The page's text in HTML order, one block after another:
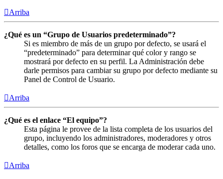
Arriba
¿Qué es un “Grupo de Usuarios predeterminado”?
Si es miembro de más de un grupo por defecto, se usará el
“predeterminado” para determinar qué color y rango se
mostrará por defecto en su perfil. La Administración debe
darle permisos para cambiar su grupo por defecto mediante su
Panel de Control de Usuario.
Arriba
¿Qué es el enlace “El equipo”?
Esta página le provee de la lista completa de los usuarios del
grupo, incluyendo los administradores, moderadores y otros
detalles, como los foros que se encarga de moderar cada uno.
Arriba